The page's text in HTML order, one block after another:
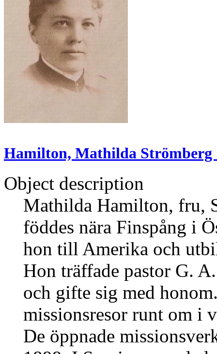
Hamilton, Mathilda Strömberg
Object description
Mathilda Hamilton, fru,
föddes nära Finspång i
hon till Amerika och
Hon träffade pastor G.
och gifte sig med
missionsresor runt om i
De öppnade